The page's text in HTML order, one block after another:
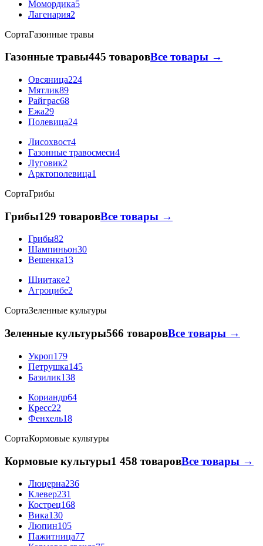
Момордика5
Лагенария2
СортаГазонные травы
Газонные травы445 товаровВсе товары →
Овсяница224
Мятлик89
Райграс68
Ежа29
Полевица24
Лисохвост4
Газонные травосмеси4
Луговик2
Арктополевица1
СортаГрибы
Грибы129 товаровВсе товары →
Грибы82
Шампиньон30
Вешенка13
Шиитаке2
Агроцибе2
СортаЗеленные культуры
Зеленные культуры566 товаровВсе товары →
Укроп179
Петрушка145
Базилик138
Кориандр64
Кресс22
Фенхель18
СортаКормовые культуры
Кормовые культуры1 458 товаровВсе товары →
Люцерна236
Клевер231
Кострец168
Вика130
Люпин105
Пажитница77